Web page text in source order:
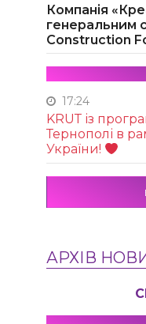
Компанія
генеральним
Construction
17:24
KRUТ із
Тернополі в
України!
АРХІВ